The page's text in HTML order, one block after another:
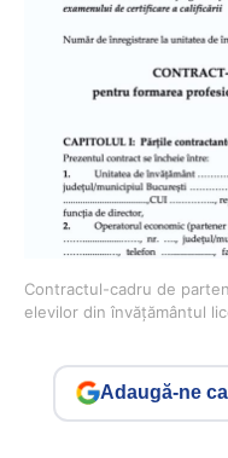
Contractul-cadru de
elevilor din învățământul
Adaugă-ne